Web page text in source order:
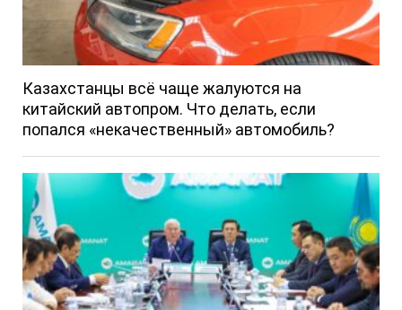
Казахстанцы всё чаще жалуются на
китайский автопром. Что делать, если
попался «некачественный» автомобиль?